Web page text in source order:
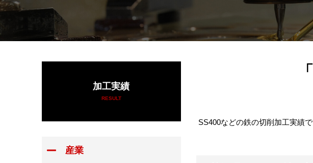
SS400などの鉄の切削加工実績
加工実績
RESULT
産業